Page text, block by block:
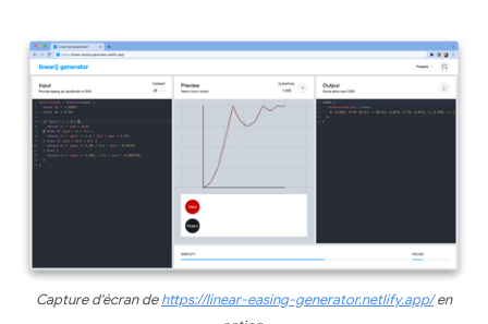
Capture d'écran dehttps://linear-easing-generator.netlify.app/en